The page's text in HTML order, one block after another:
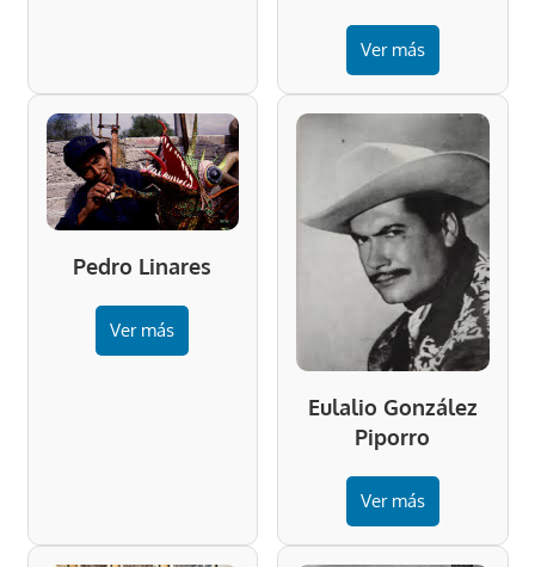
Ver más
Pedro Linares
Ver más
Eulalio González
Piporro
Ver más